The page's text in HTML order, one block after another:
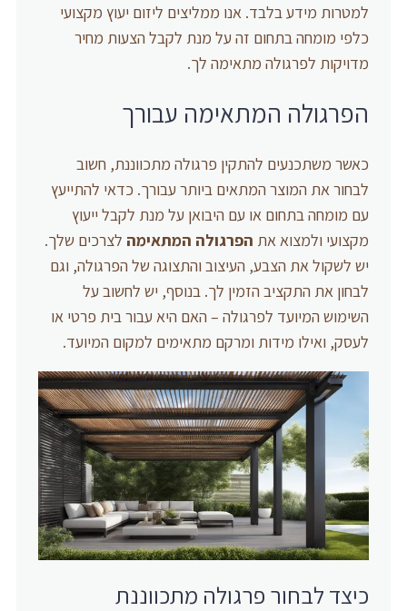
למטרות מידע בלבד. אנו ממליצים ליזום יעוץ מקצועי
כלפי מומחה בתחום זה על מנת לקבל הצעות מחיר
מדויקות לפרגולה מתאימה לך.
הפרגולה המתאימה עבורך
כאשר משתכנעים להתקין פרגולה מתכווננת, חשוב
לבחור את המוצר המתאים ביותר עבורך. כדאי להתייעץ
עם מומחה בתחום או עם היבואן על מנת לקבל ייעוץ
מקצועי ולמצוא את הפרגולה המתאימה לצרכים שלך.
יש לשקול את הצבע, העיצוב והתצוגה של הפרגולה, וגם
לבחון את התקציב הזמין לך. בנוסף, יש לחשוב על
השימוש המיועד לפרגולה – האם היא עבור בית פרטי או
לעסק, ואילו מידות ומרקם מתאימים למקום המיועד.
כיצד לבחור פרגולה מתכווננת